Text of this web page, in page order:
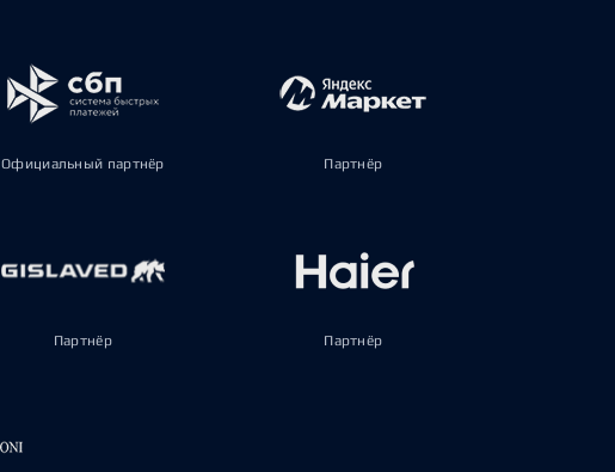
Официальный партнёр Партнёр
Партнёр Партнёр